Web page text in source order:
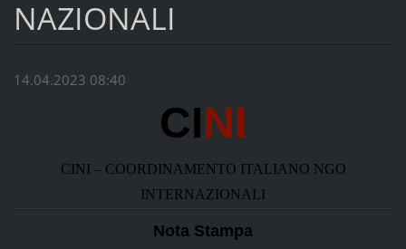
NAZIONALI
14.04.2023 08:40
CINI
CINI – COORDINAMENTO ITALIANO NGO
INTERNAZIONALI
Nota Stampa